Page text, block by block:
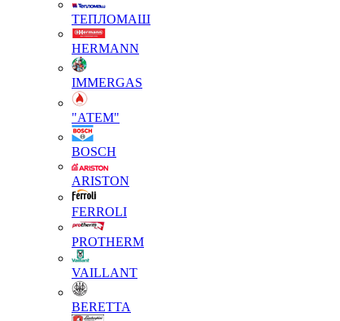
ТЕПЛОМАШ
HERMANN
IMMERGAS
"АТЕМ"
BOSCH
ARISTON
FERROLI
PROTHERM
VAILLANT
BERETTA